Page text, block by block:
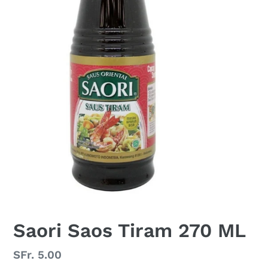
Saori Saos Tiram 270 ML
Regular
SFr. 5.00